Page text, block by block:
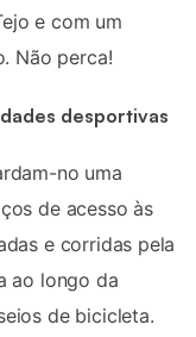
e com um
Não perca!
desportivas
no uma
de acesso às
e corridas pela
ao longo da
de bicicleta.